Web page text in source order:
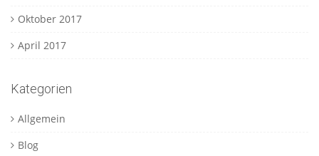
Oktober 2017
April 2017
Kategorien
Allgemein
Blog